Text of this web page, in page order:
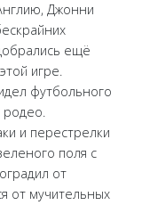
Джонни
ещё
игре.
футбольного
родео.
и перестрелки
поля с
от
от мучительных